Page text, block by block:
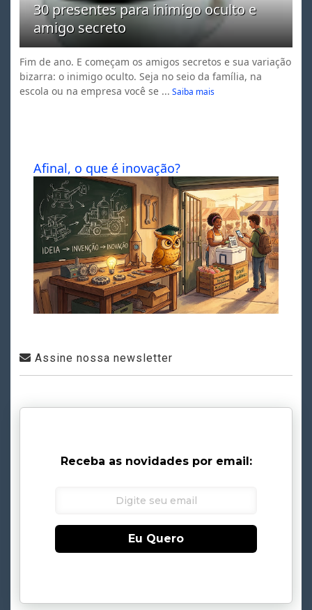
30 presentes para inimigo oculto e
amigo secreto
Fim de ano. E começam os amigos secretos e sua variação
bizarra: o inimigo oculto. Seja no seio da família, na
escola ou na empresa você se ... Saiba mais
Afinal, o que é inovação?
Assine nossa newsletter
Receba as novidades por email:
Eu Quero